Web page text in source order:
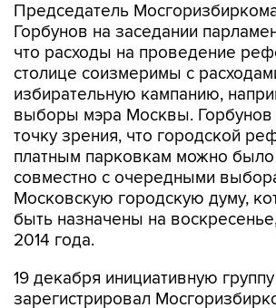
Председатель
Горбунов на заседании
что расходы на проведение
столице соизмеримы с
избирательную кампанию,
выборы мэра Москвы.
точку зрения, что городской
платным парковкам можно
совместно с очередными
Московскую городскую думу,
быть назначены на
2014 года.
19 декабря инициативную группу
зарегистрировал